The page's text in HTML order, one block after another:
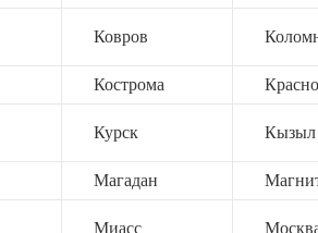
Ковров
Кострома
Курск Кызыл
Магадан
Миасс